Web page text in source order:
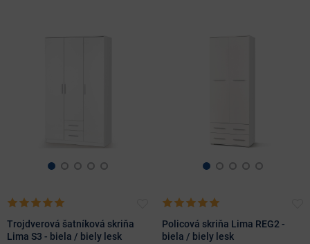
Trojdverová šatníková skriňa
Lima S3 - biela / biely lesk
Policová skriňa Lima REG2 -
biela / biely lesk